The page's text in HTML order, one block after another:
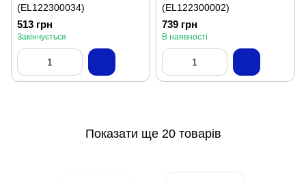
(EL122300034)
513 грн
Закінчується
(EL122300002)
739 грн
В наявності
Показати ще 20 товарів